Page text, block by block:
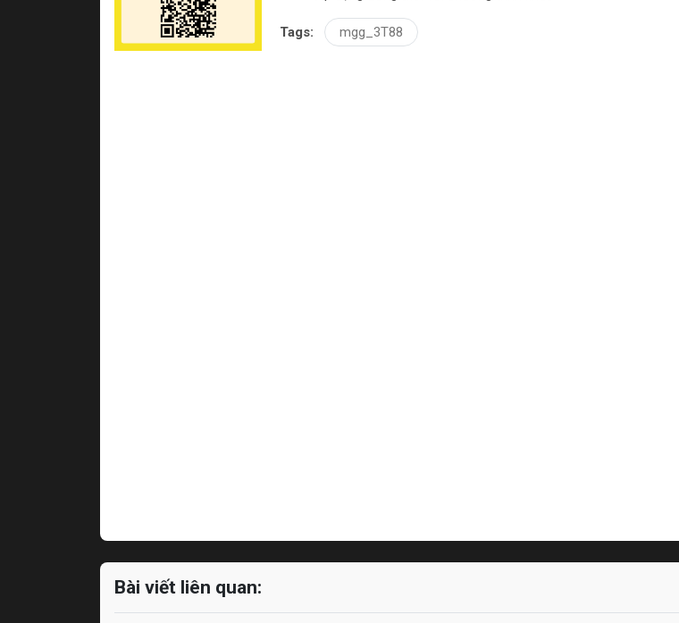
Tags: mgg_3T88
Bài viết liên quan: